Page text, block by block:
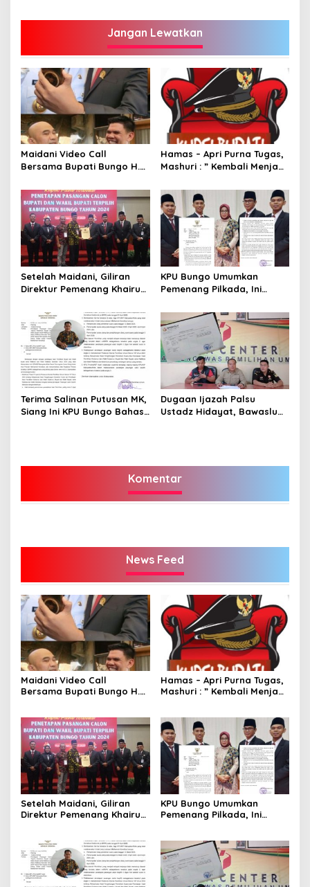
Jangan Lewatkan
Maidani Video Call
Bersama Bupati Bungo H.
Saat Pesta Rakyat
Berlangsung
Hamas – Apri Purna Tugas,
Mashuri : ” Kembali Menjadi
Dukung Program Dedy-
Dayat Bupati Terpilih”
Setelah Maidani, Giliran
Direktur Pemenang Khairun
Kepada Dedy -Dayat
KPU Bungo Umumkan
Pemenang Pilkada, Ini
Terima Salinan Putusan MK,
Siang Ini KPU Bungo Bahas
Dugaan Ijazah Palsu
Ustadz Hidayat, Bawaslu
Komentar
News Feed
Maidani Video Call
Bersama Bupati Bungo H.
Berlangsung
Hamas – Apri Purna Tugas,
Mashuri : ” Kembali Menjadi
Dayat Bupati Terpilih”
Setelah Maidani, Giliran
Direktur Pemenang Khairun
KPU Bungo Umumkan
Pemenang Pilkada, Ini